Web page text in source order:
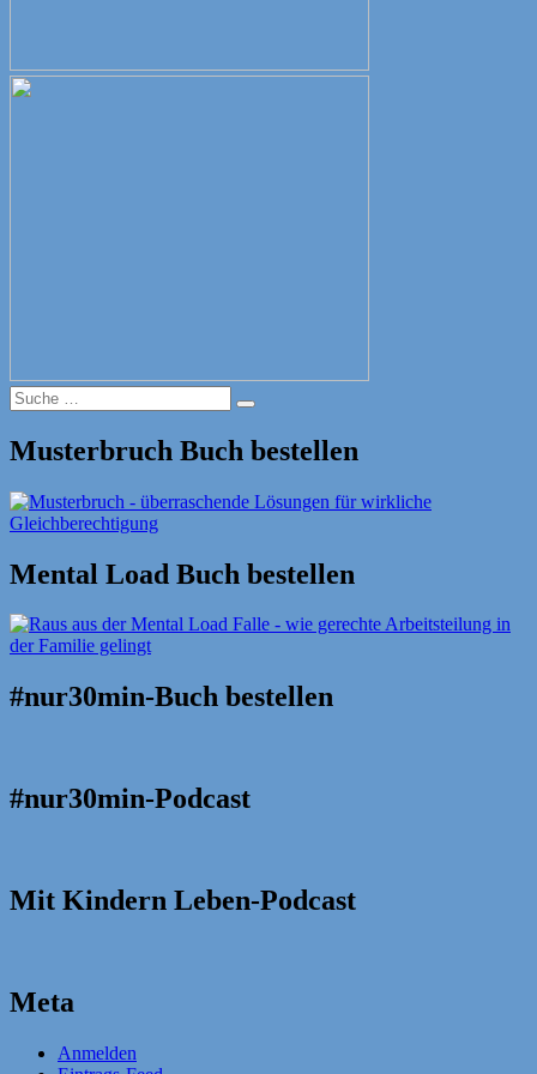
Suche
nach:
Suche
Musterbruch Buch bestellen
Mental Load Buch bestellen
#nur30min-Buch bestellen
#nur30min-Podcast
Mit Kindern Leben-Podcast
Meta
Anmelden